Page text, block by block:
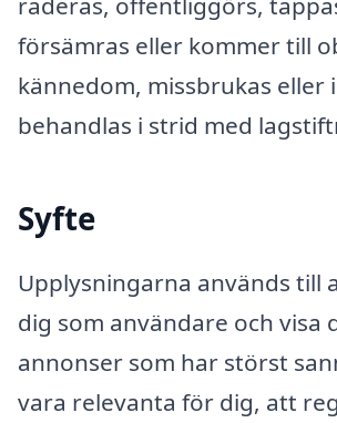
försämras eller kommer till
kännedom, missbrukas eller
behandlas i strid med
Syfte
Upplysningarna används till
dig som användare och visa
annonser som har störst
vara relevanta för dig, att